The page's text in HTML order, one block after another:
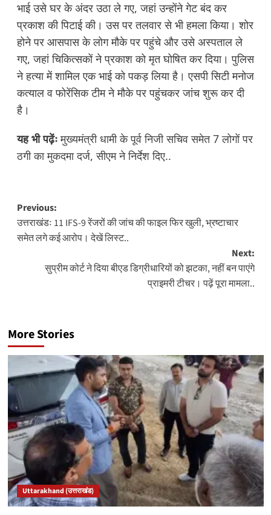
भाई उसे घर के अंदर उठा ले गए, जहां उन्होंने गेट बंद कर
प्रकाश की पिटाई की। उस पर तलवार से भी हमला किया। शोर
होने पर आसपास के लोग मौके पर पहुंचे और उसे अस्पताल ले
गए, जहां चिकित्सकों ने प्रकाश को मृत घोषित कर दिया। पुलिस
ने हत्या में शामिल एक भाई को पकड़ लिया है। एसपी सिटी मनोज
कत्याल व फोरेंसिक टीम ने मौके पर पहुंचकर जांच शुरू कर दी
है।
यह भी पढ़ेंः मुख्यमंत्री धामी के पूर्व निजी सचिव समेत 7 लोगों पर
ठगी का मुकदमा दर्ज, सीएम ने निर्देश दिए..
Post
navigation
Previous:
उत्तराखंडः 11 IFS-9 रेंजरों की जांच की फाइल फिर खुली, भ्रष्टाचार
समेत लगे कई आरोप। देखें लिस्ट..
Next:
सुप्रीम कोर्ट ने दिया बीएड डिग्रीधारियों को झटका, नहीं बन पाएंगे
प्राइमरी टीचर। पढ़ें पूरा मामला..
More Stories
Uttarakhand (उत्तराखंड)